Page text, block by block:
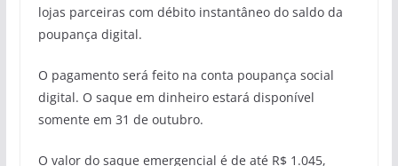
lojas parceiras com débito instantâneo do saldo da
poupança digital.
O pagamento será feito na conta poupança social
digital. O saque em dinheiro estará disponível
somente em 31 de outubro.
O valor do saque emergencial é de até R$ 1.045,